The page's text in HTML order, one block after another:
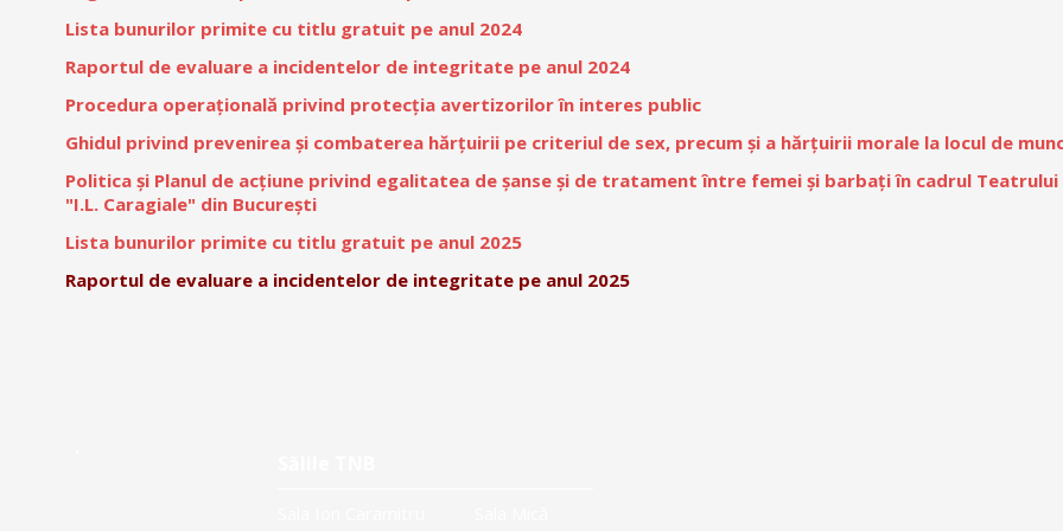
Lista bunurilor primite cu titlu gratuit pe anul 2024
Raportul de evaluare a incidentelor de integritate pe anul 2024
Procedura operațională privind protecția avertizorilor în interes public
Ghidul privind prevenirea și combaterea hărțuirii pe criteriul de sex, precum și a hărțuirii morale la locul de
Politica și Planul de acțiune privind egalitatea de șanse și de tratament între femei și barbați în cadrul
"I.L. Caragiale" din București
Lista bunurilor primite cu titlu gratuit pe anul 2025
Raportul de evaluare a incidentelor de integritate pe anul 2025